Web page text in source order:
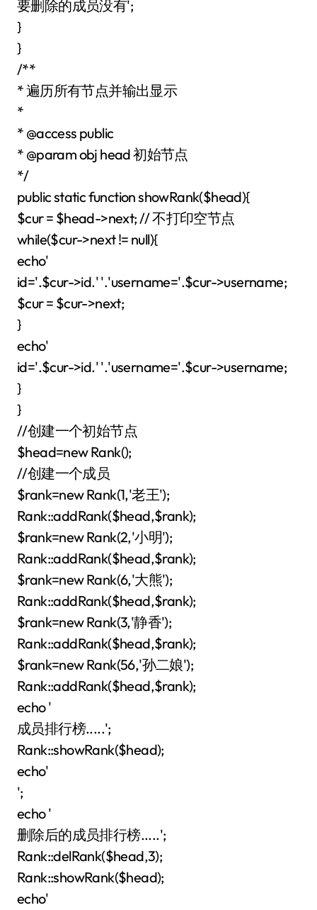
要删除的成员没有';
}
}
/**
* 遍历所有节点并输出显示
*
* @access public
* @param obj head 初始节点
*/
public static function showRank($head){
$cur = $head->next; // 不打印空节点
while($cur->next != null){
echo'
id='.$cur->id.' '.'username='.$cur->username;
$cur = $cur->next;
}
echo'
id='.$cur->id.' '.'username='.$cur->username;
}
}
//创建一个初始节点
$head=new Rank();
//创建一个成员
$rank=new Rank(1,'老王');
Rank::addRank($head,$rank);
$rank=new Rank(2,'小明');
Rank::addRank($head,$rank);
$rank=new Rank(6,'大熊');
Rank::addRank($head,$rank);
$rank=new Rank(3,'静香');
Rank::addRank($head,$rank);
$rank=new Rank(56,'孙二娘');
Rank::addRank($head,$rank);
echo '
成员排行榜.....';
Rank::showRank($head);
echo'
';
echo '
删除后的成员排行榜.....';
Rank::delRank($head,3);
Rank::showRank($head);
echo'